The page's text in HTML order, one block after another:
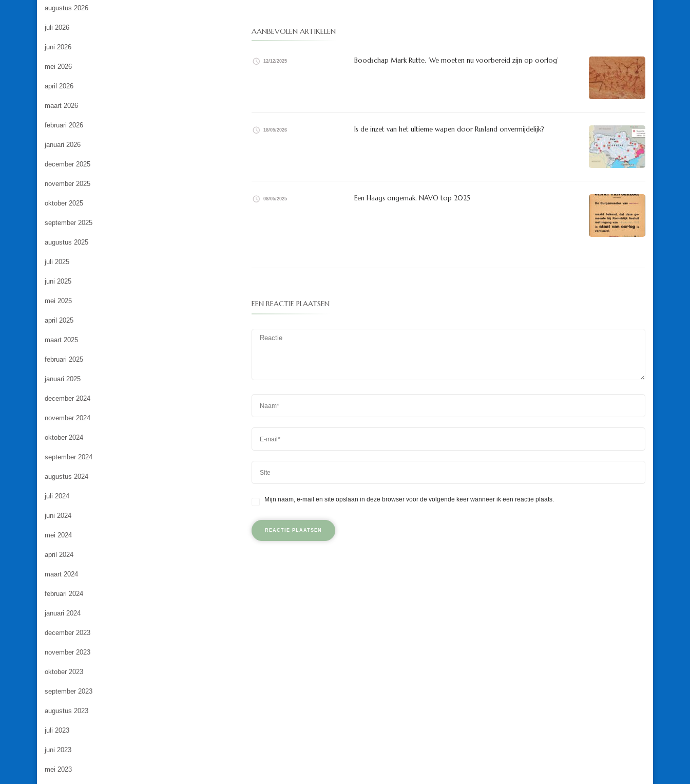
AANBEVOLEN ARTIKELEN
12/12/2025 Boodschap Mark Rutte. ‘We moeten nu voorbereid zijn op oorlog’
18/05/2026 Is de inzet van het ultieme wapen door Rusland onvermijdelijk?
08/05/2025 Een Haags ongemak. NAVO top 2025
EEN REACTIE PLAATSEN
Mijn naam, e-mail en site opslaan in deze browser voor de volgende keer wanneer ik een reactie plaats.
augustus 2026
juli 2026
juni 2026
mei 2026
april 2026
maart 2026
februari 2026
januari 2026
december 2025
november 2025
oktober 2025
september 2025
augustus 2025
juli 2025
juni 2025
mei 2025
april 2025
maart 2025
februari 2025
januari 2025
december 2024
november 2024
oktober 2024
september 2024
augustus 2024
juli 2024
juni 2024
mei 2024
april 2024
maart 2024
februari 2024
januari 2024
december 2023
november 2023
oktober 2023
september 2023
augustus 2023
juli 2023
juni 2023
mei 2023